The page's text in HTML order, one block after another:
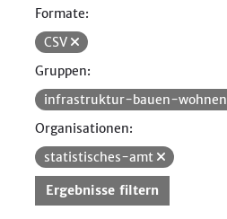
Formate:
CSV
Gruppen:
infrastruktur-bauen-wohnen
Organisationen:
statistisches-amt
Ergebnisse filtern